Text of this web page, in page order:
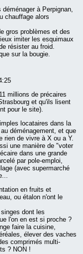
à Perpignan,
chauffage alors
gros problèmes et des
imiter les esquimaux
résister au froid.
sur la bougie.
millions de précaires
et qu'ils lisent
pour le site).
locataires dans la
déménagement, et que
rien de vivre à X ou a Y.
une manière de "voter
dans une grande
par pole-emploi,
(avec supermarché
en fruits et
ou étalon n'ont le
dont les
l'on en est si proche ?
faire la cuisine,
élever des vaches
comprimés multi-
? NON !